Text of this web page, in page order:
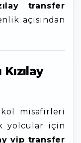
transfer
açısından
misafirleri
yolcular için
vip transfer